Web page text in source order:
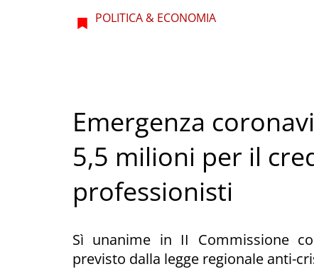
POLITICA & ECONOMIA
Emergenza
5,5 milioni per il
professionisti
Sì unanime in II Commissione
previsto dalla legge regionale anti-